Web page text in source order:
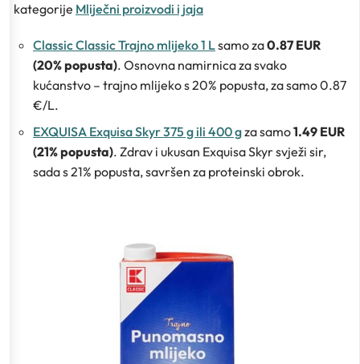
kategorije Mliječni proizvodi i jaja
Classic Classic Trajno mlijeko 1 Lsamo za0.87 EUR
(20% popusta). Osnovna namirnica za svako
kućanstvo – trajno mlijeko s 20% popusta, za samo 0.87
€/L.
EXQUISA Exquisa Skyr 375 g ili 400 gza samo1.49 EUR
(21% popusta). Zdrav i ukusan Exquisa Skyr svježi sir,
sada s 21% popusta, savršen za proteinski obrok.